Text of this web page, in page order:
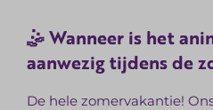
🤹 Wanneer is het
aanwezig tijdens de
De hele zomervakantie!